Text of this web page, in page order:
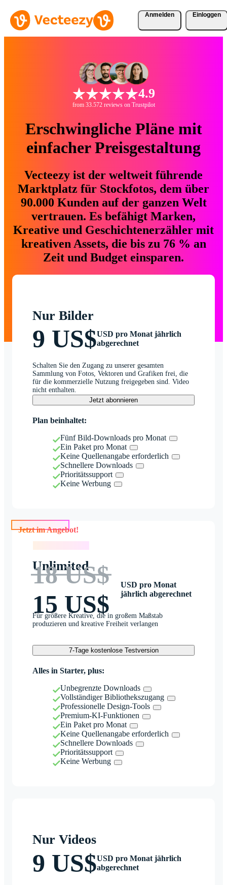
Anmelden Einloggen
4.9
from 33.572 reviews on Trustpilot
Erschwingliche Pläne mit
einfacher Preisgestaltung
Vecteezy ist der weltweit führende
Marktplatz für Stockfotos, dem über
90.000 Kunden auf der ganzen Welt
vertrauen. Es befähigt Marken,
Kreative und Geschichtenerzähler mit
kreativen Assets, die bis zu 76 % an
Zeit und Budget einsparen.
Nur Bilder
9 US$USD pro Monat jährlich
abgerechnet
Schalten Sie den Zugang zu unserer gesamten
Sammlung von Fotos, Vektoren und Grafiken frei, die
für die kommerzielle Nutzung freigegeben sind. Video
nicht enthalten.
Jetzt abonnieren
Plan beinhaltet:
Fünf Bild-Downloads pro Monat
Ein Paket pro Monat
Keine Quellenangabe erforderlich
Schnellere Downloads
Prioritätssupport
Keine Werbung
Jetzt im Angebot!
Unlimited
18 US$
15 US$
USD pro Monat
jährlich abgerechnet
Für größere Kreative, die in großem Maßstab
produzieren und kreative Freiheit verlangen
7-Tage kostenlose Testversion
Alles in Starter, plus:
Unbegrenzte Downloads
Vollständiger Bibliothekszugang
Professionelle Design-Tools
Premium-KI-Funktionen
Ein Paket pro Monat
Keine Quellenangabe erforderlich
Schnellere Downloads
Prioritätssupport
Keine Werbung
Nur Videos
9 US$USD pro Monat jährlich
abgerechnet